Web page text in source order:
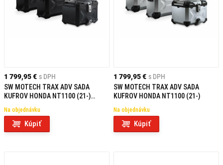
1 799,95 € s DPH
SW MOTECH TRAX ADV SADA
KUFROV HONDA NT1100 (21-)
Na objednávku
Kúpiť
1 799,95 € s DPH
SW MOTECH TRAX ADV SADA
KUFROV HONDA NT1100 (21-)
Na objednávku
Kúpiť